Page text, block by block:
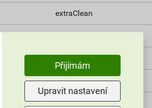
extraClean
0,8 W/mK
od +5°C do +25°C
25 kg
Přijímám
Upravit nastavení